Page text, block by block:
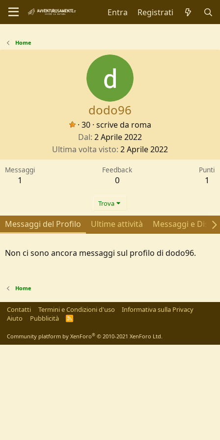
Entra Registrati
Home
dodo96
· 30 · scrive da roma
Dal 2 Aprile 2022
Ultima volta visto 2 Aprile 2022
Messaggi
1
Feedback
0
Punti
1
Trova
Messaggi del Profilo Ultime attività Messaggi e
Non ci sono ancora messaggi sul profilo di dodo96.
Home
Contatti Termini e Condizioni d'uso
Informativa sulla Privacy
Aiuto
Pubblicità
R
Community platform by XenForo® © 2010-2021 XenForo Ltd.